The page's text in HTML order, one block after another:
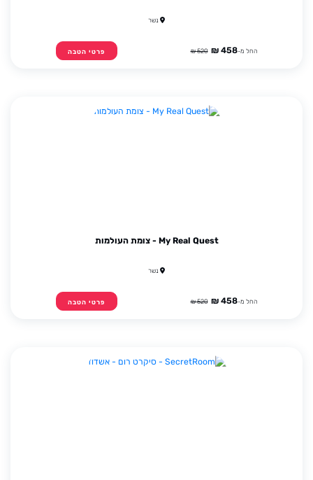
נשר
החל מ-458 ₪
520 ₪ פרטי הטבה
My Real Quest - צומת העולמות
נשר
החל מ-458 ₪
520 ₪ פרטי הטבה